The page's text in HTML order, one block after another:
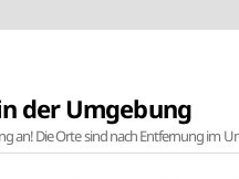
der Umgebung
an! Die Orte sind nach Entfernung im